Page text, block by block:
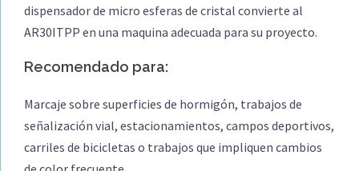
dispensador de micro esferas de cristal convierte al
AR30ITPP en una maquina adecuada para su proyecto.
Recomendado para:
Marcaje sobre superficies de hormigón, trabajos de
señalización vial, estacionamientos, campos deportivos,
carriles de bicicletas o trabajos que impliquen cambios